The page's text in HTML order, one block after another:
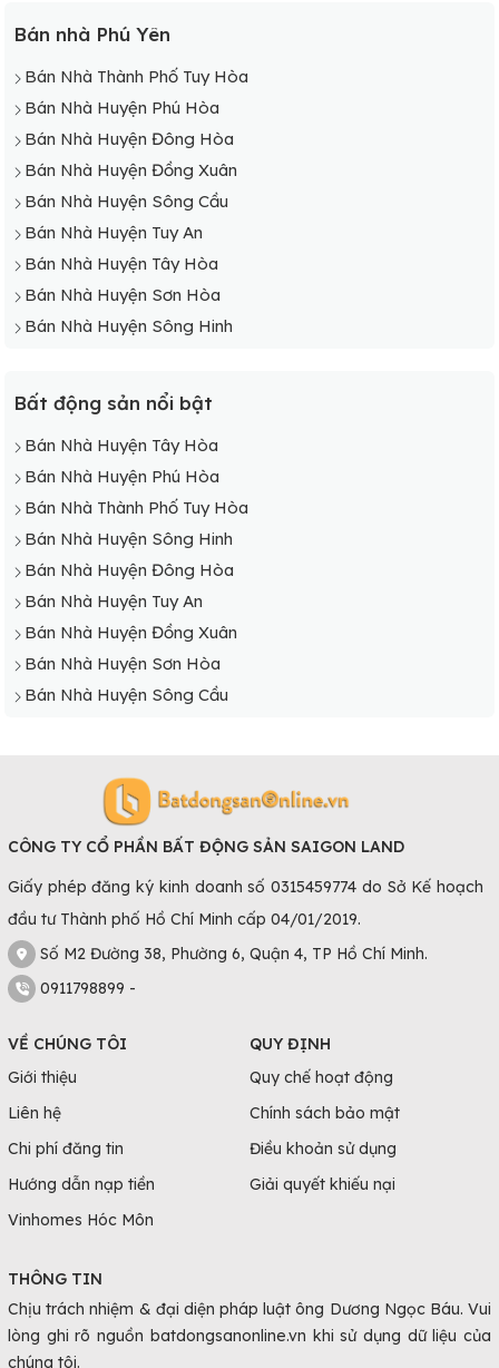
Bán nhà Phú Yên
Bán Nhà Thành Phố Tuy Hòa
Bán Nhà Huyện Phú Hòa
Bán Nhà Huyện Đông Hòa
Bán Nhà Huyện Đồng Xuân
Bán Nhà Huyện Sông Cầu
Bán Nhà Huyện Tuy An
Bán Nhà Huyện Tây Hòa
Bán Nhà Huyện Sơn Hòa
Bán Nhà Huyện Sông Hinh
Bất động sản nổi bật
Bán Nhà Huyện Tây Hòa
Bán Nhà Huyện Phú Hòa
Bán Nhà Thành Phố Tuy Hòa
Bán Nhà Huyện Sông Hinh
Bán Nhà Huyện Đông Hòa
Bán Nhà Huyện Tuy An
Bán Nhà Huyện Đồng Xuân
Bán Nhà Huyện Sơn Hòa
Bán Nhà Huyện Sông Cầu
CÔNG TY CỔ PHẦN BẤT ĐỘNG SẢN SAIGON LAND
Giấy phép đăng ký kinh doanh số 0315459774 do Sở Kế hoạch
đầu tư Thành phố Hồ Chí Minh cấp 04/01/2019.
Số M2 Đường 38, Phường 6, Quận 4, TP Hồ Chí Minh.
0911798899 -
VỀ CHÚNG TÔI
Giới thiệu
Liên hệ
Chi phí đăng tin
Hướng dẫn nạp tiền
Vinhomes Hóc Môn
QUY ĐỊNH
Quy chế hoạt động
Chính sách bảo mật
Điều khoản sử dụng
Giải quyết khiếu nại
THÔNG TIN
Chịu trách nhiệm & đại diện pháp luật ông Dương Ngọc Báu. Vui
lòng ghi rõ nguồn batdongsanonline.vn khi sử dụng dữ liệu của
chúng tôi.